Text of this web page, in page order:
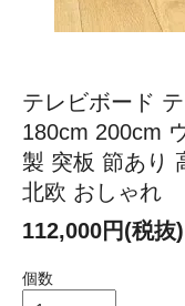
テレビボード
180cm 200cm
製 突板 節あり
北欧 おしゃれ
112,000円(税抜)
個数